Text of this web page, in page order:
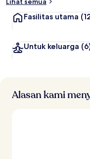
Fasilitas utama
Untuk keluarga
Alasan kami